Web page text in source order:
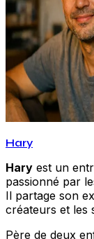
Hary
Hary est un
passionné par
Il partage son
créateurs et les
Père de deux